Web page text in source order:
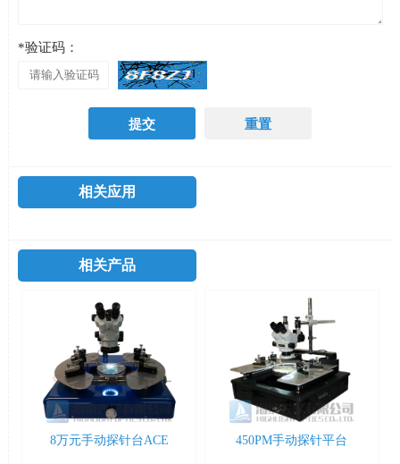
*验证码：
相关应用
相关产品
8万元手动探针台ACE 450PM手动探针平台